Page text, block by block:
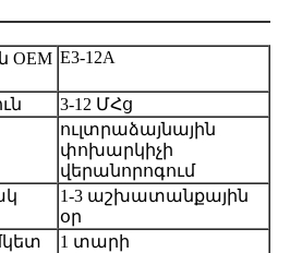
E3-12A
3-12 ՄՀց
ուլտրաձայնային
փոխարկիչի
վերանորոգում
1-3 աշխատանքային
օր
1 տարի